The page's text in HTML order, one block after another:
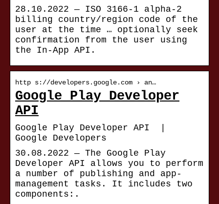
28.10.2022 — ISO 3166-1 alpha-2
billing country/region code of the
user at the time … optionally seek
confirmation from the user using
the In-App API.
http s://developers.google.com › an…
Google Play Developer
API
Google Play Developer API |
Google Developers
30.08.2022 — The Google Play
Developer API allows you to perform
a number of publishing and app-
management tasks. It includes two
components:.